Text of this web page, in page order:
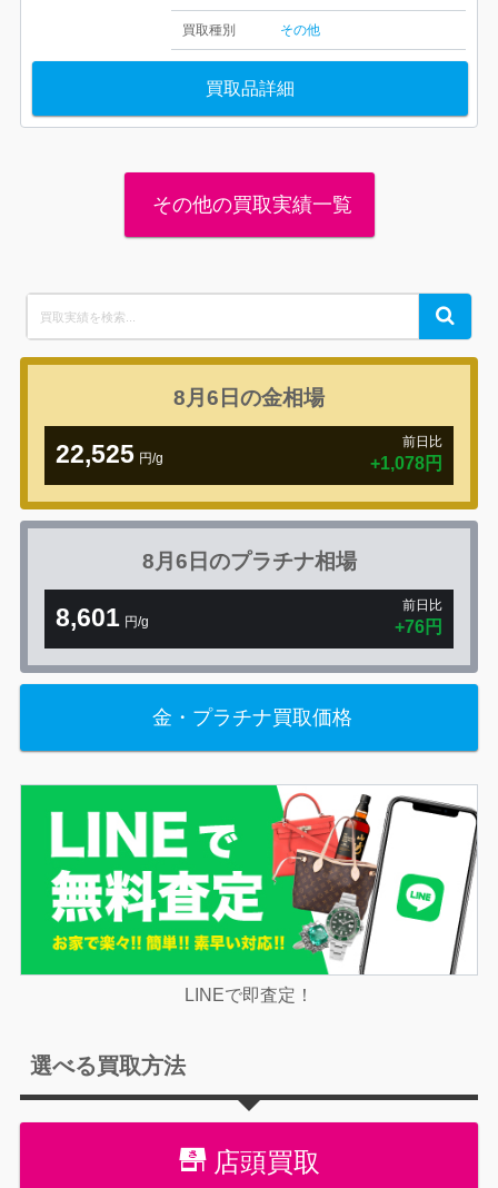
買取種別 その他
買取品詳細
その他の買取実績一覧
for:
Search
8月6日の金相場
22,525 円/g
前日比
+1,078円
8月6日のプラチナ相場
8,601 円/g
前日比
+76円
金・プラチナ買取価格
LINEで即査定！
選べる買取方法
店頭買取